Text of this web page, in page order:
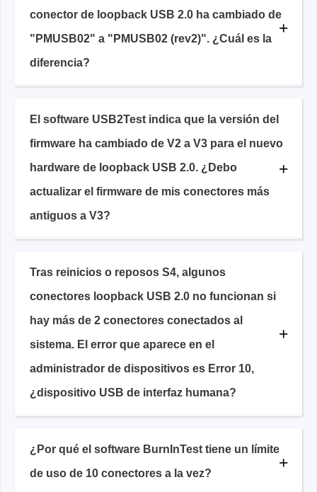
conector de loopback USB 2.0 ha cambiado de
"PMUSB02" a "PMUSB02 (rev2)". ¿Cuál es la
diferencia?
El software USB2Test indica que la versión del
firmware ha cambiado de V2 a V3 para el nuevo
hardware de loopback USB 2.0. ¿Debo
actualizar el firmware de mis conectores más
antiguos a V3?
Tras reinicios o reposos S4, algunos
conectores loopback USB 2.0 no funcionan si
hay más de 2 conectores conectados al
sistema. El error que aparece en el
administrador de dispositivos es Error 10,
¿dispositivo USB de interfaz humana?
¿Por qué el software BurnInTest tiene un límite
de uso de 10 conectores a la vez?